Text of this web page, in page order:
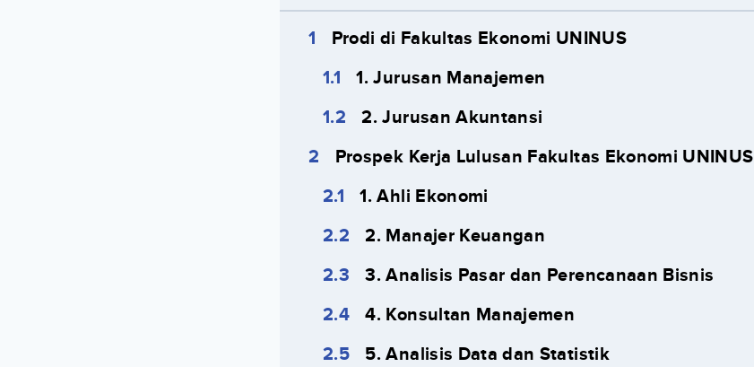
Prodi di Fakultas Ekonomi UNINUS
1. Jurusan Manajemen
2. Jurusan Akuntansi
Prospek Kerja Lulusan Fakultas Ekonomi UNINUS
1. Ahli Ekonomi
2. Manajer Keuangan
3. Analisis Pasar dan Perencanaan Bisnis
4. Konsultan Manajemen
5. Analisis Data dan Statistik